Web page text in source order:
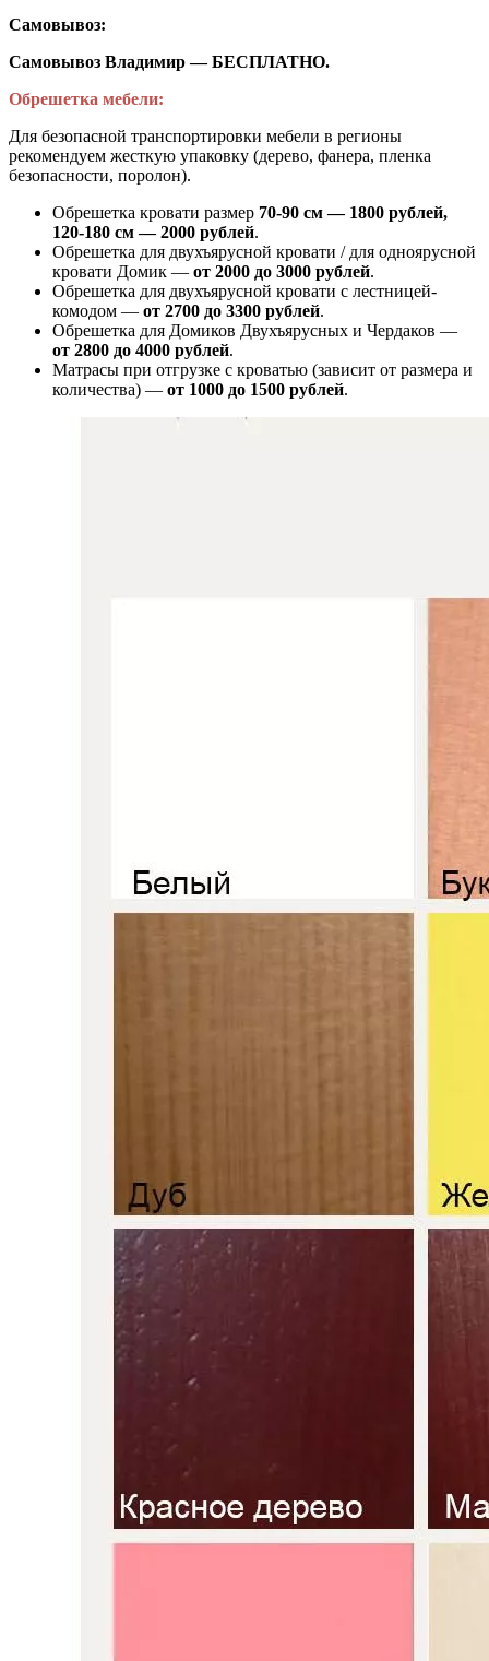
Самовывоз:
Самовывоз Владимир — БЕСПЛАТНО.
Обрешетка мебели:
Для безопасной транспортировки мебели в регионы
рекомендуем жесткую упаковку (дерево, фанера, пленка
безопасности, поролон).
Обрешетка кровати размер 70-90 см — 1800 рублей,
120-180 см — 2000 рублей.
Обрешетка для двухъярусной кровати / для одноярусной
кровати Домик — от 2000 до 3000 рублей.
Обрешетка для двухъярусной кровати с лестницей-
комодом — от 2700 до 3300 рублей.
Обрешетка для Домиков Двухъярусных и Чердаков —
от 2800 до 4000 рублей.
Матрасы при отгрузке с кроватью (зависит от размера и
количества) — от 1000 до 1500 рублей.